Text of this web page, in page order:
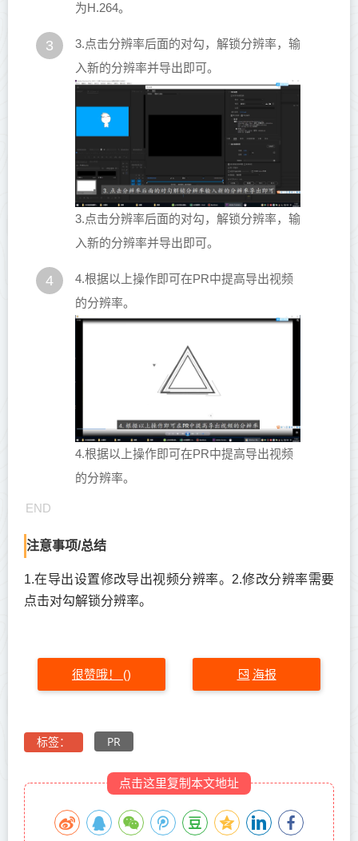
为H.264。
3
3.点击分辨率后面的对勾，解锁分辨率，输
入新的分辨率并导出即可。
3.点击分辨率后面的对勾，解锁分辨率，输
入新的分辨率并导出即可。
4
4.根据以上操作即可在PR中提高导出视频
的分辨率。
4.根据以上操作即可在PR中提高导出视频
的分辨率。
END
注意事项/总结
1.在导出设置修改导出视频分辨率。2.修改分辨率需要
点击对勾解锁分辨率。
很赞哦！ () 海报
标签： PR
点击这里复制本文地址